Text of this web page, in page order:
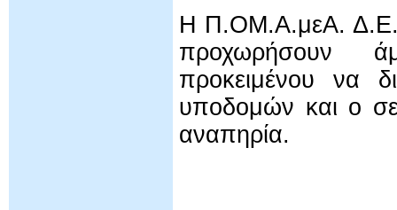
Η Π.ΟΜ.Α.μεΑ. Δ.Ε.
προχωρήσουν
προκειμένου να
υποδομών και ο
αναπηρία.